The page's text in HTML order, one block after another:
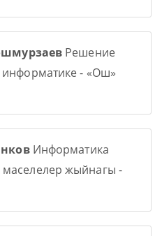
Решение
- «Ош»
Информатика
жыйнагы -